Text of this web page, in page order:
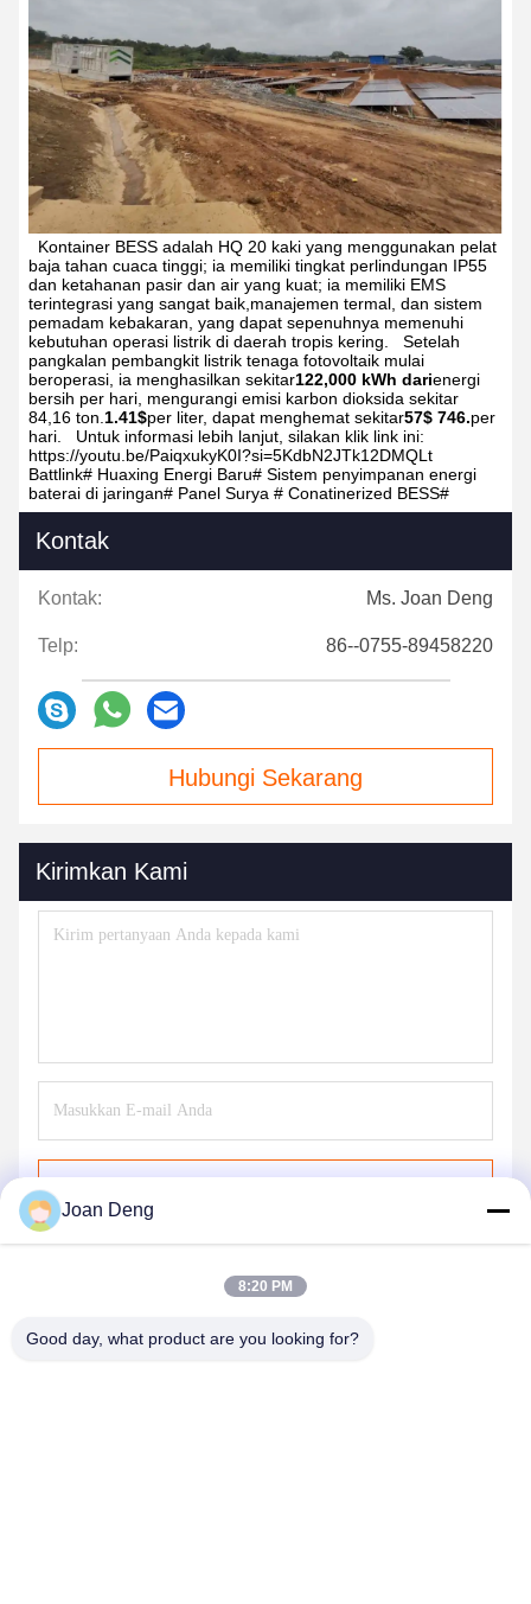
Kontainer BESS adalah HQ 20 kaki yang menggunakan pelat
baja tahan cuaca tinggi; ia memiliki tingkat perlindungan IP55
dan ketahanan pasir dan air yang kuat; ia memiliki EMS
terintegrasi yang sangat baik,manajemen termal, dan sistem
pemadam kebakaran, yang dapat sepenuhnya memenuhi
kebutuhan operasi listrik di daerah tropis kering.
Setelah
pangkalan pembangkit listrik tenaga fotovoltaik mulai
beroperasi, ia menghasilkan sekitar122,000 kWh darienergi
bersih per hari, mengurangi emisi karbon dioksida sekitar
84,16 ton. 1.41$per liter, dapat menghemat sekitar57$ 746.per
hari.
Untuk informasi lebih lanjut, silakan klik link ini:
https://youtu.be/PaiqxukyK0I?si=5KdbN2JTk12DMQLt
Battlink# Huaxing Energi Baru# Sistem penyimpanan energi
baterai di jaringan# Panel Surya # Conatinerized BESS#
Kontak
Kontak: Ms. Joan Deng
Telp: 86--0755-89458220
Hubungi Sekarang
Kirimkan Kami
Joan Deng
8:20 PM
Good day, what product are you looking for?